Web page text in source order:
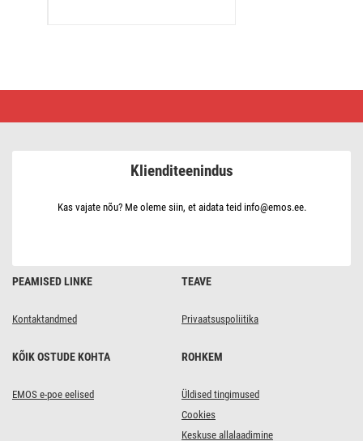
pliihappe)
PEAMISED LINKE
Kontaktandmed
TEAVE
Privaatsuspoliitika
KÕIK OSTUDE KOHTA
EMOS e-poe eelised
ROHKEM
Üldised tingimused
Cookies
Keskuse allalaadimine
Klienditeenindus
Kas vajate nõu? Me oleme siin, et aidata teid info@emos.ee.